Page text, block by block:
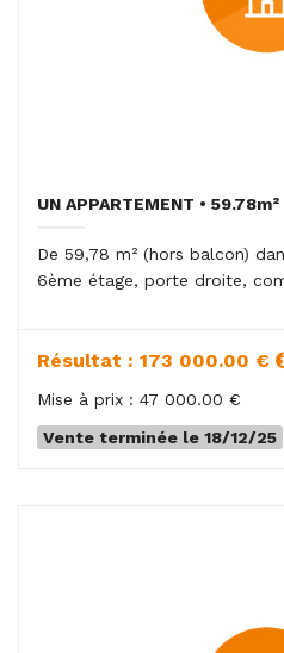
UN APPARTEMENT •
De 59,78 m² (hors balcon)
6ème étage, porte droite,
Résultat : 173 000.00 €
Mise à prix : 47 000.00 €
Vente terminée le 18/12/25